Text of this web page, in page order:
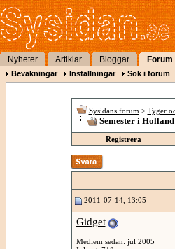
Nyheter Artiklar Bloggar Forum
Bevakningar Inställningar Sök i forum
Sysidans forum > Tyger
Semester i Holland
Registrera
2011-07-14, 13:05
Gidget
Medlem sedan: jul 2005